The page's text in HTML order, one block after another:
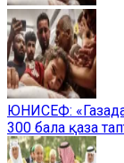
ЮНИСЕФ: «Газада
300 бала қаза